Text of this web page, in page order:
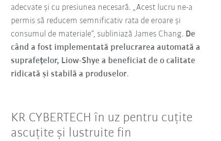
adecvate și cu presiunea necesară. „Acest lucru ne-a
permis să reducem semnificativ rata de eroare și
consumul de materiale”, subliniază James Chang. De
când a fost implementată prelucrarea automată a
suprafețelor, Liow-Shye a beneficiat de o calitate
ridicată și stabilă a produselor.
KR CYBERTECH în uz pentru cuțite
ascuțite și lustruite fin